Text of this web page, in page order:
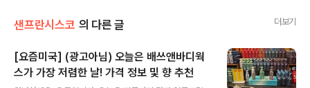
샌프란시스코 의 다른 글 더보기
[요즘미국] (광고아님) 오늘은 배쓰앤바디웍
스가 가장 저렴한 날! 가격 정보 및 향 추천